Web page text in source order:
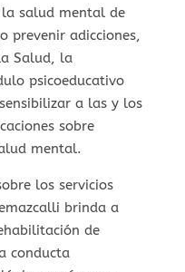
salud mental de
prevenir adicciones,
Salud, la
psicoeducativo
a las y los
sobre
mental.
los servicios
brinda a
de
conducta